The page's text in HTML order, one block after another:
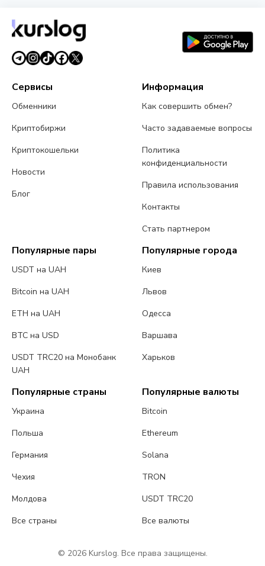
Сервисы
Обменники
Криптобиржи
Криптокошельки
Новости
Блог
Информация
Как совершить обмен?
Часто задаваемые вопросы
Политика
конфиденциальности
Правила использования
Контакты
Стать партнером
Популярные пары
USDT на UAH
Bitcoin на UAH
ETH на UAH
BTC на USD
USDT TRC20 на Монобанк
UAH
Популярные города
Киев
Львов
Одесса
Варшава
Харьков
Популярные страны
Украина
Польша
Германия
Чехия
Молдова
Все страны
Популярные валюты
Bitcoin
Ethereum
Solana
TRON
USDT TRC20
Все валюты
© 2026 Kurslog. Все права защищены.